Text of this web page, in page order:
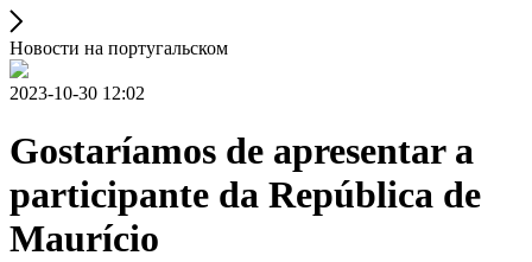
Новости на португальском
2023-10-30 12:02
Gostaríamos de apresentar a
participante da República de
Maurício